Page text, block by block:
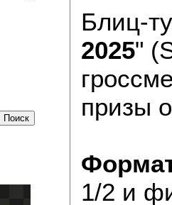
Блиц-
2025"
призы
1/2 и